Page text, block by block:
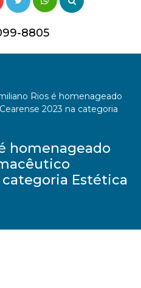
8805
Rios é homenageado
2023 na categoria
homenageado
categoria Estética